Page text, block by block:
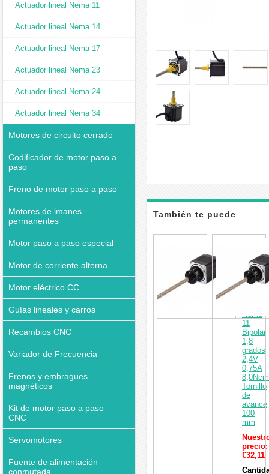
Actuador lineal Nema 11
Actuador lineal Nema 14
Actuador lineal Nema 17
Actuador lineal Nema 23
Actuador lineal Nema 24
Actuador lineal Nema 34
Motores de circuito cerrado
Codificador de motor paso a
paso
Freno de motor paso a paso
Motores de imanes
permanentes
Motor paso a paso especial
Motor de corriente alterna
Motor eléctrico CC
Guías lineales y carros
Recambios CNC
Variador de Frecuencia
Frenos y embragues
magnéticos
Kit de motor paso a paso
CNC
Servomotores
Fuente de alimentación
conmutada
También te puede
interesar
de
motor
paso
Nema
11
Bipolar
1,8
grados
2,4V
0,75A
8,0Ncm
Tornillo
de
avance
100
mm
precio:
€32,11